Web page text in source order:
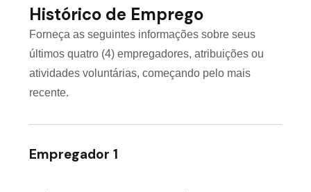
Histórico de Emprego
Forneça as seguintes informações sobre seus
últimos quatro (4) empregadores, atribuições ou
atividades voluntárias, começando pelo mais
recente.
Empregador 1